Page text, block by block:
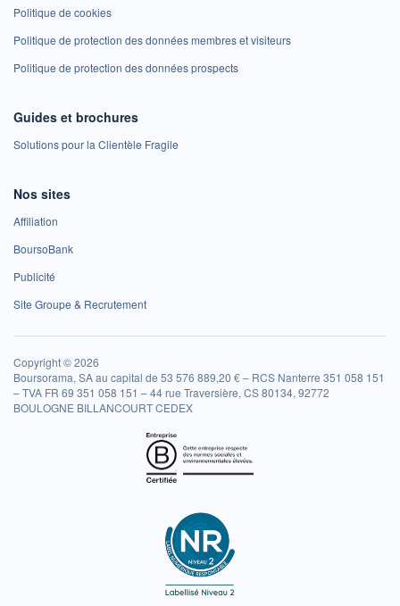
Politique de cookies
Politique de protection des données membres et visiteurs
Politique de protection des données prospects
Guides et brochures
Solutions pour la Clientèle Fragile
Nos sites
Affiliation
BoursoBank
Publicité
Site Groupe & Recrutement
Copyright © 2026
Boursorama, SA au capital de 53 576 889,20 € – RCS Nanterre 351 058 151
– TVA FR 69 351 058 151 – 44 rue Traversière, CS 80134, 92772
BOULOGNE BILLANCOURT CEDEX